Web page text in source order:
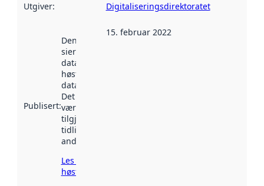
Utgiver: Digitaliseringsdirektoratet
Publisert:
Denne datoen
sier når
datasettet ble
høstet av
data.norge.no.
Det kan ha
vært
tilgjengelig
tidligere
andre steder.
Les mer om
høsting her
15. februar 2022